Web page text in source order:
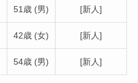
51歳 (男) [新人]
42歳 (女) [新人]
54歳 (男) [新人]